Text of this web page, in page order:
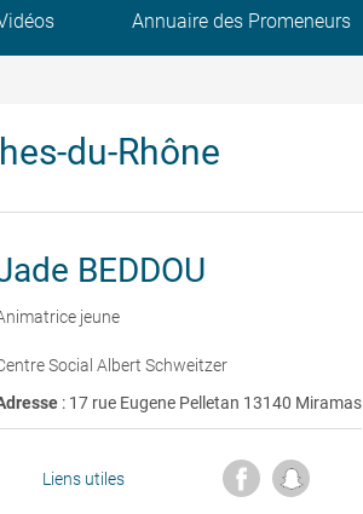
Annuaire des Promeneurs
du-Rhône
BEDDOU
jeune
Social Albert Schweitzer
: 17 rue Eugene Pelletan 13140 Miramas
Liens utiles